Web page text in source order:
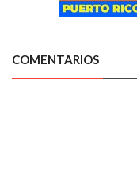
COMENTARIOS